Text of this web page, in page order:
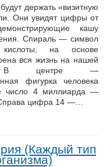
держать «визитную
Они увидят цифры от
кашу
Спираль — символ
кислоты, на основе
вся жизнь на нашей
В центре —
фигурка человека
число 4 миллиарда —
цифра 14 —…
(Каждый тип